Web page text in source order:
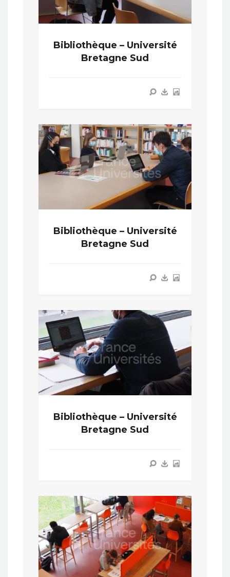
Bibliothèque – Université
Bretagne Sud
Bibliothèque – Université
Bretagne Sud
Bibliothèque – Université
Bretagne Sud